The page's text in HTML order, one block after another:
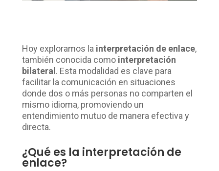
Hoy exploramos la interpretación de enlace,
también conocida como interpretación
bilateral. Esta modalidad es clave para
facilitar la comunicación en situaciones
donde dos o más personas no comparten el
mismo idioma, promoviendo un
entendimiento mutuo de manera efectiva y
directa.
¿Qué es la interpretación de
enlace?